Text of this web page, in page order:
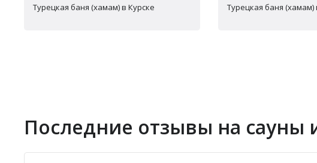
Турецкая баня (хамам) в Курске Турецкая баня
Последние отзывы на сауны